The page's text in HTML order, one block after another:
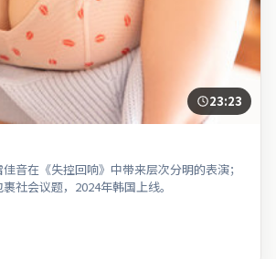
23:23
音在《失控回响》中带来层次分明的表演；
社会议题，2024年韩国上线。